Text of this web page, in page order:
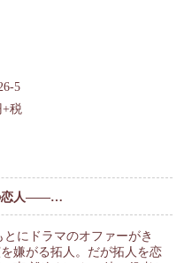
5
+税
恋人――…
にドラマのオファーがき
嫌がる拓人。だが拓人を恋